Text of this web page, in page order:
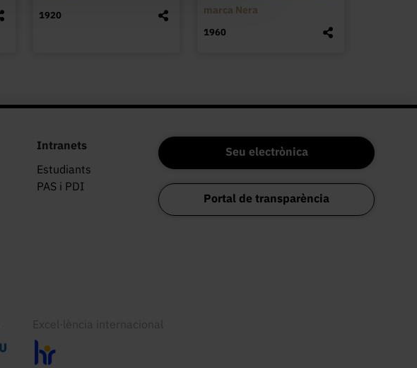
1920
marca Nera
1960
Intranets
Estudiants
PAS i PDI
Seu electrònica
Portal de transparència
Excel·lència internacional